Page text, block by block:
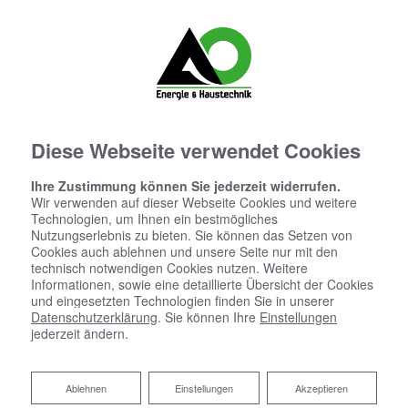
Diese Webseite verwendet Cookies
Ihre Zustimmung können Sie jederzeit widerrufen.
Wir verwenden auf dieser Webseite Cookies und weitere
Technologien, um Ihnen ein bestmögliches
Nutzungserlebnis zu bieten. Sie können das Setzen von
Cookies auch ablehnen und unsere Seite nur mit den
technisch notwendigen Cookies nutzen. Weitere
Informationen, sowie eine detaillierte Übersicht der Cookies
und eingesetzten Technologien finden Sie in unserer
Datenschutzerklärung. Sie können Ihre Einstellungen
jederzeit ändern.
Akzeptieren
Einstellungen
Ablehnen
Ablehnen